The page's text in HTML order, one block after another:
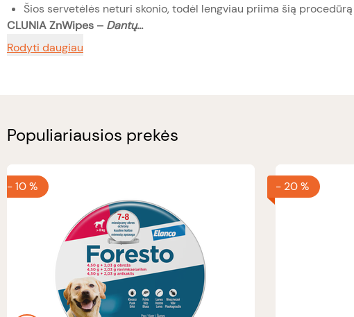
Šios servetėlės neturi skonio, todėl lengviau priima šią
CLUNIA ZnWipes – Dantų...
Rodyti daugiau
Populiariausios prekės
-10 % - 20 %